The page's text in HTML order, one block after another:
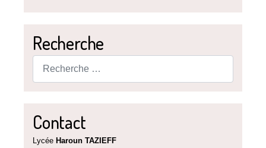
Recherche
Contact
Lycée Haroun TAZIEFF